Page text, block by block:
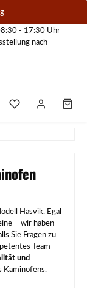
- 17:30 Uhr
nach
Hasvik. Egal
– wir haben
Sie Fragen zu
Team
und
Kaminofens.